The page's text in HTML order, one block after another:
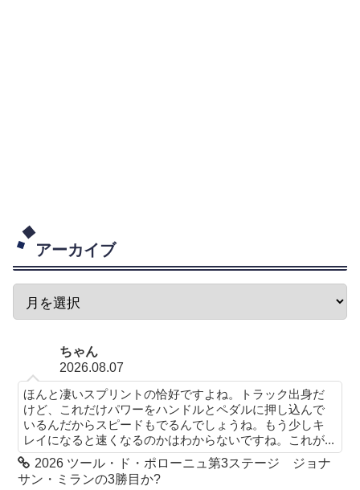
アーカイブ
ちゃん
2026.08.07
ほんと凄いスプリントの恰好ですよね。トラック出身だ
けど、これだけパワーをハンドルとペダルに押し込んで
いるんだからスピードもでるんでしょうね。もう少しキ
レイになると速くなるのかはわからないですね。これが...
2026 ツール・ド・ポローニュ第3ステージ ジョナ
サン・ミランの3勝目か?